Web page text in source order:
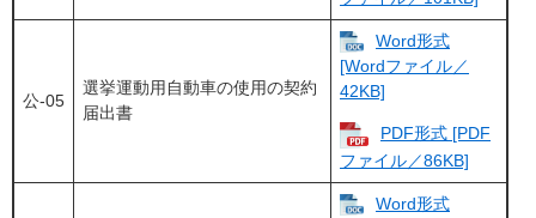
公-05
選挙運動用自動車の使用の契約
届出書
Word形式
[Wordファイル／
42KB]
PDF形式 [PDF
ファイル／86KB]
Word形式